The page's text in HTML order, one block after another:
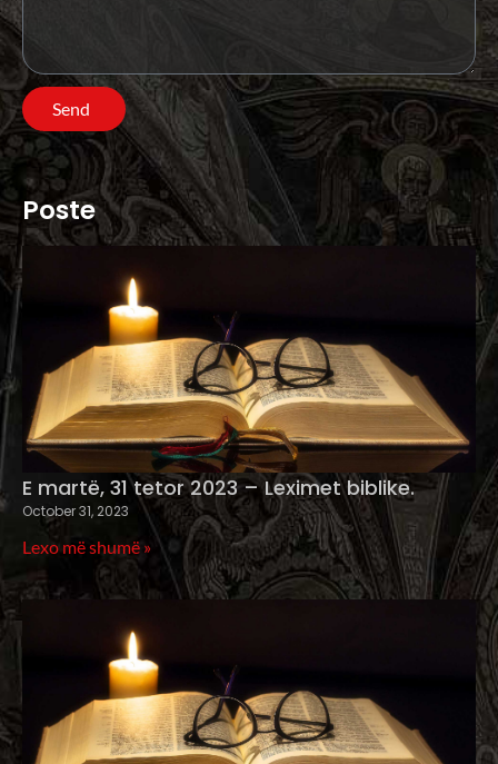
Send
Poste
E martë, 31 tetor 2023 – Leximet biblike.
October 31, 2023
Lexo më shumë »